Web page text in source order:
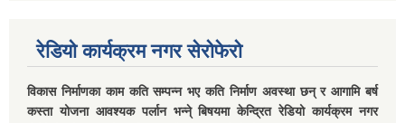
रेडियो कार्यक्रम नगर सेरोफेरो
विकास निर्माणका काम कति सम्पन्न भए कति निर्माण अवस्था छन् र आगामि बर्ष
कस्ता योजना आवश्यक पर्लान भन्ने् बिषयमा केन्द्रित रेडियो कार्यक्रम नगर